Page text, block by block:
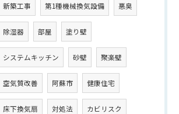
新築工事 第1種機械換気設備 悪臭
除湿器 部屋 塗り壁
システムキッチン 砂壁 聚楽壁
空気質改善 阿蘇市 健康住宅
床下換気扇 対処法 カビリスク